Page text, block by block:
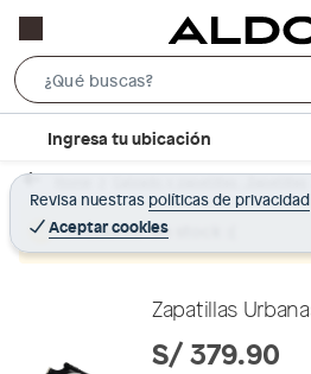
e
r
c
B
r
c
t
Ingresa tu ubicación
Revisa nuestras políticas de privacidad
Aceptar cookies
Home Calzado y zapatillas - Zapatillas
Producto sin stock :(
Zapatillas
S/ 379.90